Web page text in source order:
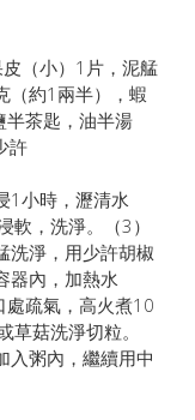
（小）1片，泥艋
（約1兩半），蝦
茶匙，油半湯
許
1小時，瀝清水
，洗淨。（3）
洗淨，用少許胡椒
器內，加熱水
疏氣，高火煮10
菇洗淨切粒。
入粥內，繼續用中